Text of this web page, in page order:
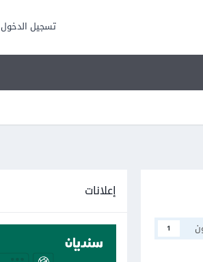
تسجيل الدخول
1
إعلانات